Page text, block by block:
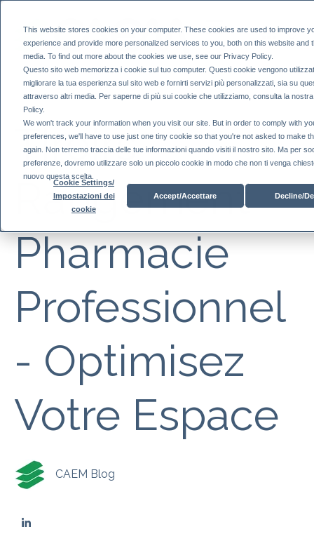
This website stores cookies on your computer. These cookies are used to improve
experience and provide more personalized services to you, both on this website and
media. To find out more about the cookies we use, see our Privacy Policy.
Questo sito web memorizza i cookie sul tuo computer. Questi cookie vengono
migliorare la tua esperienza sul sito web e fornirti servizi più personalizzati, sia su
attraverso altri media. Per saperne di più sui cookie che utilizziamo, consulta la
Policy.
We won't track your information when you visit our site. But in order to comply with
preferences, we'll have to use just one tiny cookie so that you're not asked to make
again. Non terremo traccia delle tue informazioni quando visiti il ​​nostro sito. Ma per
preferenze, dovremo utilizzare solo un piccolo cookie in modo che non ti venga
nuovo questa scelta.
Cookie Settings/
Impostazioni dei
cookie
Accept/Accettare Decline/
Tiroirs
Rangement
Pharmacie
Professionnel
- Optimisez
Votre Espace
CAEM Blog